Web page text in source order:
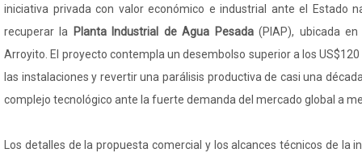
iniciativa privada con valor económico e industrial ante el Estado
recuperar la
Planta Industrial de Agua Pesada(PIAP), ubicada
Arroyito. El proyecto contempla un desembolso superior a los
las instalaciones y revertir una parálisis productiva de casi una
complejo tecnológico ante la fuerte demanda del mercado global a
Los detalles de la propuesta comercial y los alcances técnicos de la